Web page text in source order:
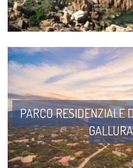
PARCO RESIDENZIALE
GALLURA